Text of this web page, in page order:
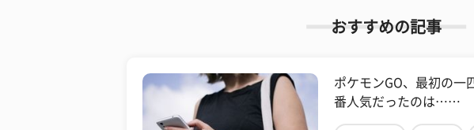
おすすめの記事
ポケモンGO、最初の一
番人気だったのは……